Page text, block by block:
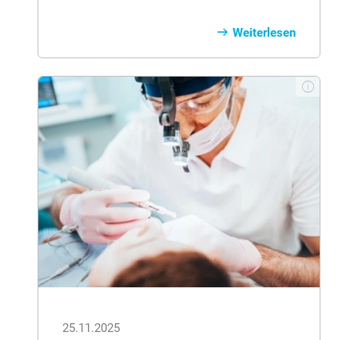
Abbaus des Kieferknochens zu befördern,
hilft dieser Ratgeber-Artikel zur Gefahr
von Kiefernekrose, die richtigen
Maßnahmen zu ergreifen. Was hat
Vitamin D mit den Knochen zu tun? Was
ist die Ursache und welche Medikamente
helfen? Warum es bei Knochenschwund
nicht zum Knochenbruch kommen muss
und welche Therapie in jedem Fall gute
Erfolge erzielt, möchten wir in diesem
Ratgeber zum Thema Osteoporose
beleuchten.
Weiterlesen
25.11.2025